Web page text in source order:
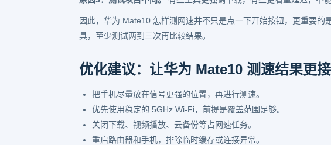
因此，华为 Mate10 怎样测网速并不只是点一下开始按钮，更重要的
具，至少测试两到三次再比较结果。
优化建议：让华为 Mate10 测速结果更
把手机尽量放在信号更强的位置，再进行测速。
优先使用稳定的 5GHz Wi-Fi，前提是覆盖范围足够。
关闭下载、视频播放、云备份等占网速任务。
重启路由器和手机，排除临时缓存或连接异常。